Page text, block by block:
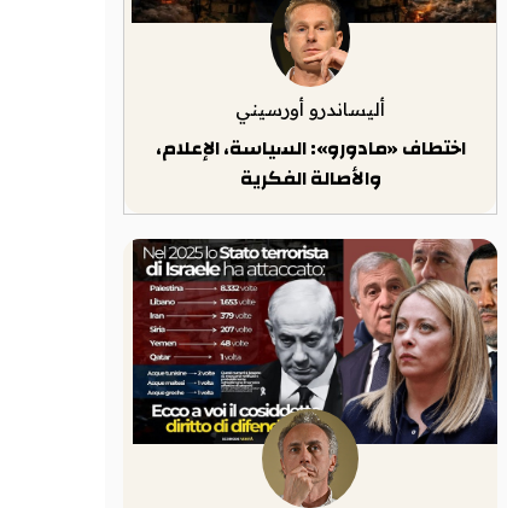
أليساندرو أورسيني
اختطاف «مادورو»: السياسة، الإعلام،
والأصالة الفكرية